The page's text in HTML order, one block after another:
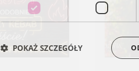
POKAŻ SZCZEGÓŁY